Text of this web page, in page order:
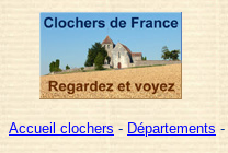
Accueil clochers - Départements -